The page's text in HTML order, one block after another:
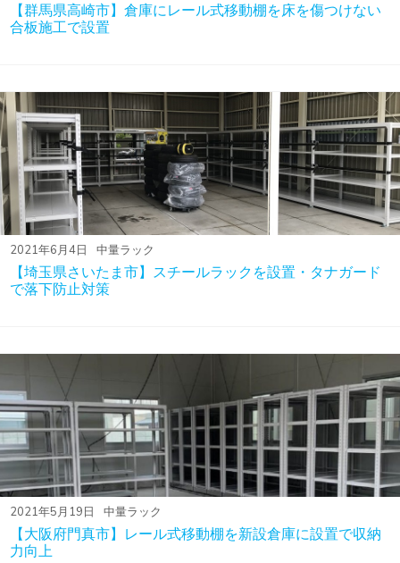
【群馬県高崎市 】倉庫にレール式移動棚を床を傷つけない
合板施工で設置
2021年6月4日 中量ラック
【埼玉県さいたま市】スチールラックを設置・タナガード
で落下防止対策
2021年5月19日 中量ラック
【大阪府門真市】レール式移動棚を新設倉庫に設置で収納
力向上